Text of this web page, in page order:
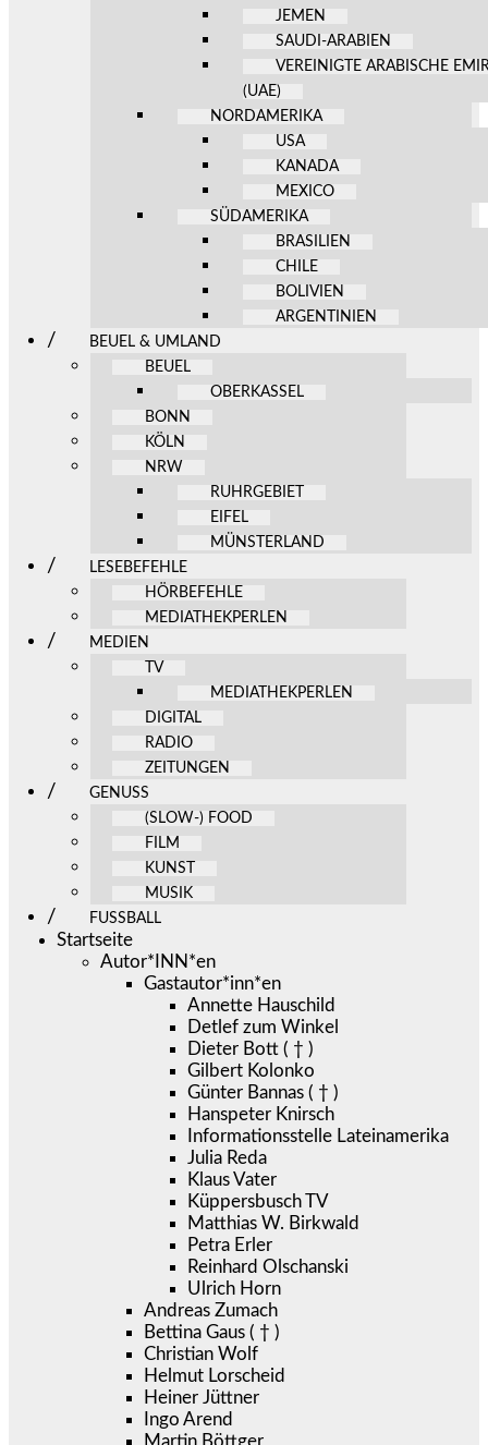
JEMEN
SAUDI-ARABIEN
VEREINIGTE ARABISCHE
(UAE)
NORDAMERIKA
USA
KANADA
MEXICO
SÜDAMERIKA
BRASILIEN
CHILE
BOLIVIEN
ARGENTINIEN
BEUEL & UMLAND
BEUEL
OBERKASSEL
BONN
KÖLN
NRW
RUHRGEBIET
EIFEL
MÜNSTERLAND
LESEBEFEHLE
HÖRBEFEHLE
MEDIATHEKPERLEN
MEDIEN
TV
MEDIATHEKPERLEN
DIGITAL
RADIO
ZEITUNGEN
GENUSS
(SLOW-) FOOD
FILM
KUNST
MUSIK
FUSSBALL
Startseite
Autor*INN*en
Gastautor*inn*en
Annette Hauschild
Detlef zum Winkel
Dieter Bott ( † )
Gilbert Kolonko
Günter Bannas ( † )
Hanspeter Knirsch
Informationsstelle Lateinamerika
Julia Reda
Klaus Vater
Küppersbusch TV
Matthias W. Birkwald
Petra Erler
Reinhard Olschanski
Ulrich Horn
Andreas Zumach
Bettina Gaus ( † )
Christian Wolf
Helmut Lorscheid
Heiner Jüttner
Ingo Arend
Martin Böttger